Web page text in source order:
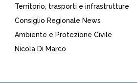
Territorio, trasporti e infrastrutture
Consiglio Regionale News
Ambiente e Protezione Civile
Nicola Di Marco